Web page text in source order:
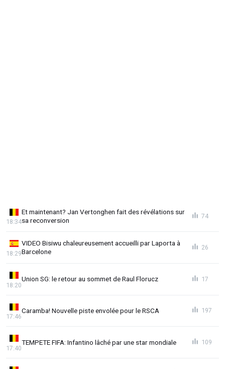
Et maintenant? Jan Vertonghen fait des révélations sur
sa reconversion
18:34
74
VIDEO Bisiwu chaleureusement accueilli par Laporta à
Barcelone
18:29
26
Union SG: le retour au sommet de Raul Florucz
18:20
17
Caramba! Nouvelle piste envolée pour le RSCA
17:46
197
TEMPETE FIFA: Infantino lâché par une star mondiale
17:40
109